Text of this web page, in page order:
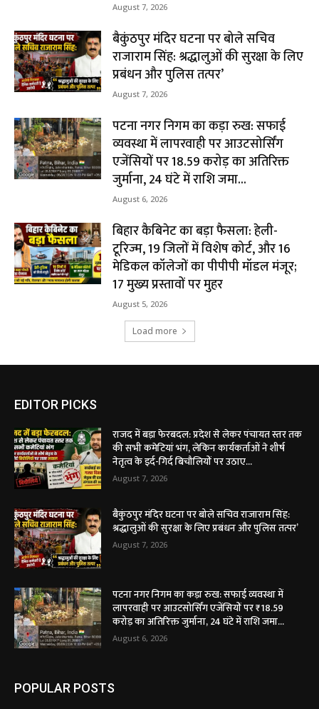
August 7, 2026
बैकुंठपुर मंदिर घटना पर बोले सचिव
राजाराम सिंह: श्रद्धालुओं की सुरक्षा के लिए
प्रबंधन और पुलिस तत्पर’
August 7, 2026
पटना नगर निगम का कड़ा रुख: सफाई
व्यवस्था में लापरवाही पर आउटसोर्सिंग
एजेंसियों पर ₹18.59 करोड़ का अतिरिक्त
जुर्माना, 24 घंटे में राशि जमा...
August 6, 2026
बिहार कैबिनेट का बड़ा फैसला: हेली-
टूरिज्म, 19 जिलों में विशेष कोर्ट, और 16
मेडिकल कॉलेजों का पीपीपी मॉडल मंजूर;
17 मुख्य प्रस्तावों पर मुहर
August 5, 2026
Load more
EDITOR PICKS
राजद में बड़ा फेरबदल: प्रदेश से लेकर पंचायत स्तर तक
की सभी कमेटियां भंग, लेकिन कार्यकर्ताओं ने शीर्ष
नेतृत्व के इर्द-गिर्द बिचौलियों पर उठाए...
August 7, 2026
बैकुंठपुर मंदिर घटना पर बोले सचिव राजाराम सिंह:
श्रद्धालुओं की सुरक्षा के लिए प्रबंधन और पुलिस तत्पर’
August 7, 2026
पटना नगर निगम का कड़ा रुख: सफाई व्यवस्था में
लापरवाही पर आउटसोर्सिंग एजेंसियों पर ₹18.59
करोड़ का अतिरिक्त जुर्माना, 24 घंटे में राशि जमा...
August 6, 2026
POPULAR POSTS